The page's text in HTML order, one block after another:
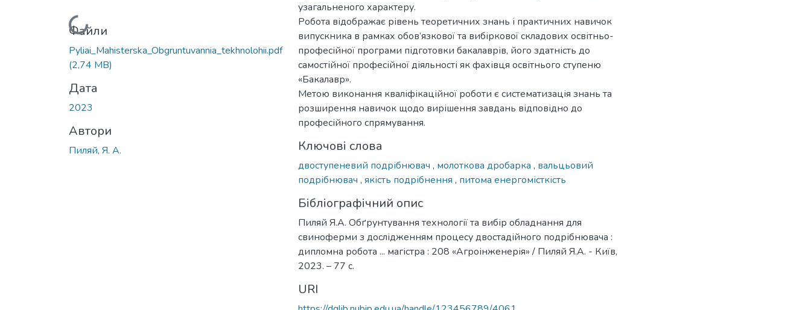
Вантажиться...
Файли
Pyliai_Mahisterska_Obgruntuvannia_tekhnolohii.pdf
(2,74 MB)
Дата
2023
Автори
Пиляй, Я. А.
узагальненого характеру.
Робота відображає рівень теоретичних знань і практичних навичок
випускника в рамках обов’язкової та вибіркової складових освітньо-
професійної програми підготовки бакалаврів, його здатність до
самостійної професійної діяльності як фахівця освітнього ступеню
«Бакалавр».
Метою виконання кваліфікаційної роботи є систематизація знань та
розширення навичок щодо вирішення завдань відповідно до
професійного спрямування.
Ключові слова
двоступеневий подрібнювач , молоткова дробарка , вальцьовий
подрібнювач , якість подрібнення , питома енергомісткість
Бібліографічний опис
Пиляй Я.А. Обґрунтування технології та вибір обладнання для
свиноферми з дослідженням процесу двостадійного подрібнювача :
дипломна робота ... магістра : 208 «Агроінженерія» / Пиляй Я.А. - Київ,
2023. – 77 с.
URI